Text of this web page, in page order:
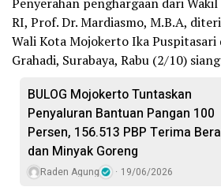
RI, Prof. Dr. Mardiasmo, M.B.A,
Wali Kota Mojokerto Ika Puspitasari
Grahadi, Surabaya, Rabu (2/10)
BULOG Mojokerto Tuntaskan
Penyaluran Bantuan Pangan 100
Persen, 156.513 PBP Terima
dan Minyak Goreng
Raden Agung 19/06/2026